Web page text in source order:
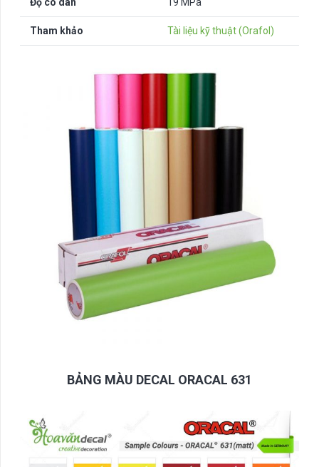
Độ co dãn 19 MPa
Tham khảo Tài liệu kỹ thuật (Orafol)
BẢNG MÀU DECAL ORACAL 631